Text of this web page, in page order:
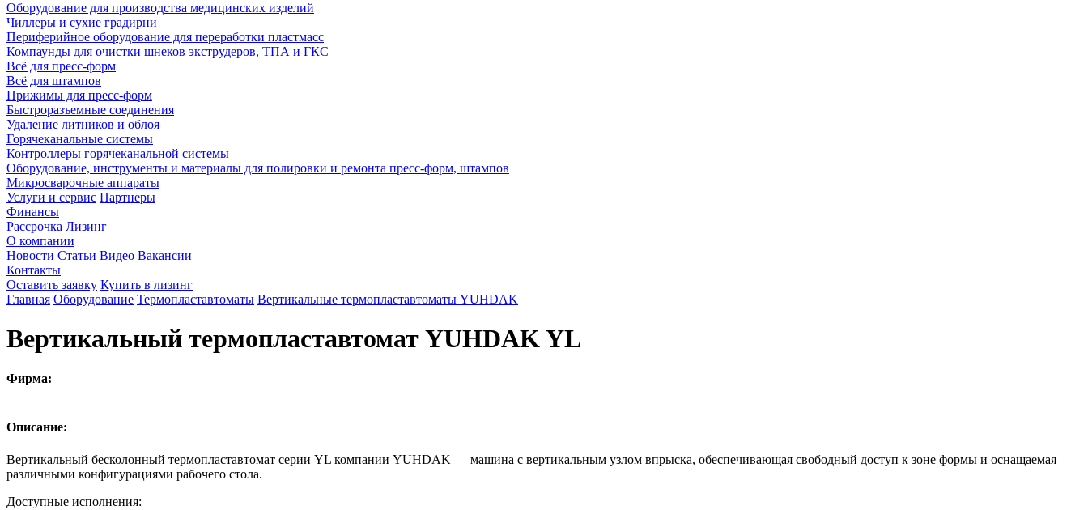
Оборудование для производства медицинских изделий
Чиллеры и сухие градирни
Периферийное оборудование для переработки пластмасс
Компаунды для очистки шнеков экструдеров, ТПА и ГКС
Всё для пресс-форм
Всё для штампов
Прижимы для пресс-форм
Быстроразъемные соединения
Удаление литников и облоя
Горячеканальные системы
Контроллеры горячеканальной системы
Оборудование, инструменты и материалы для полировки и ремонта пресс-форм, штампов
Микросварочные аппараты
Услуги и сервис Партнеры
Финансы
Рассрочка Лизинг
О компании
Новости Статьи Видео Вакансии
Контакты
Оставить заявку Купить в лизинг
Главная Оборудование Термопластавтоматы Вертикальные термопластавтоматы YUHDAK
Вертикальный термопластавтомат YUHDAK YL
Фирма:
Описание:
Вертикальный бесколонный термопластавтомат серии YL компании YUHDAK — машина с вертикальным узлом впрыска, обеспечивающая свободный доступ к зоне формы и оснащаемая
различными конфигурациями рабочего стола.
Доступные исполнения: